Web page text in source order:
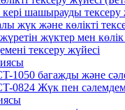
кері шашырауды тексеру
жүк және көлікті
жүктер мен
тексеру жүйесі
1050 багажды және
0824 Жүк пен